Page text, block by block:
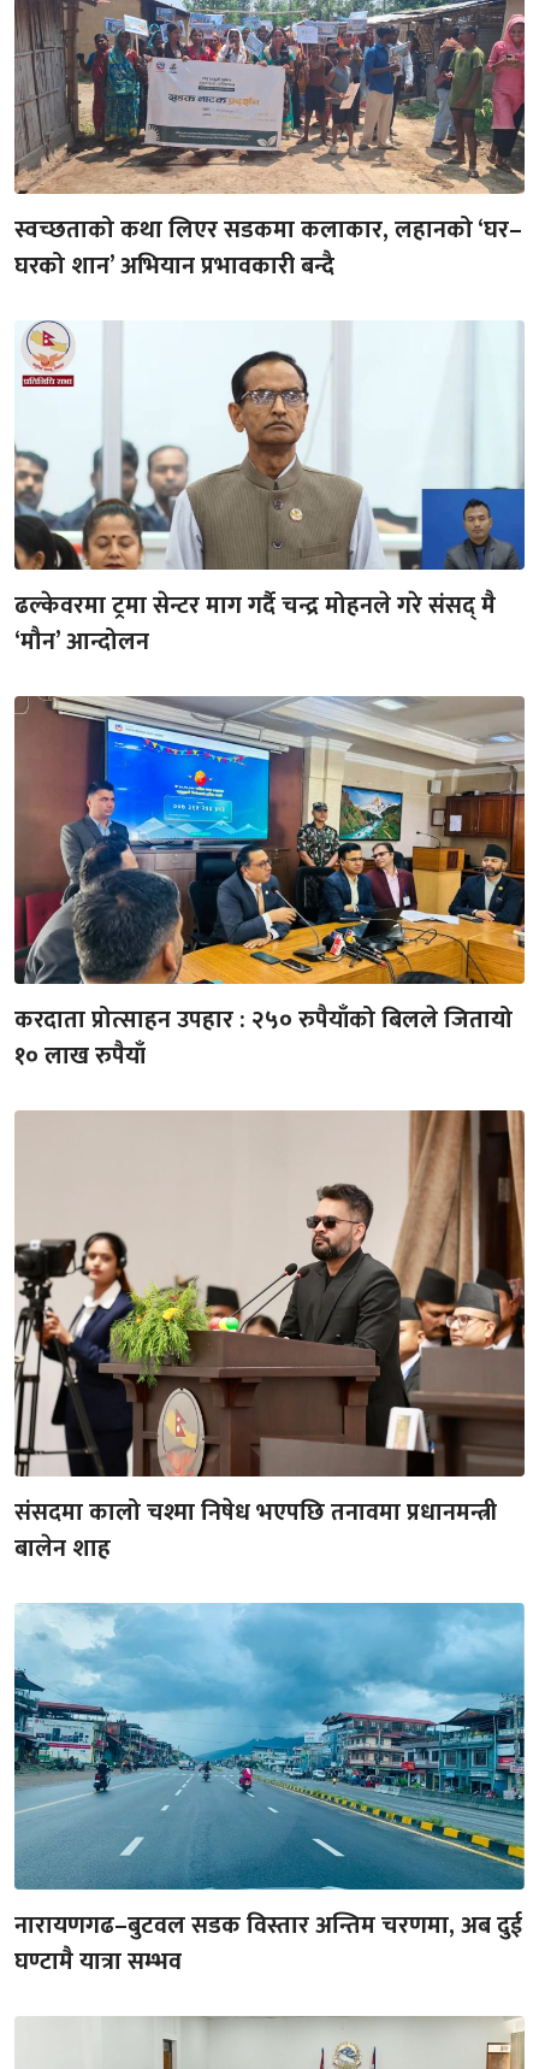
स्वच्छताको कथा लिएर सडकमा कलाकार, लहानको ‘घर–
घरको शान’ अभियान प्रभावकारी बन्दै
ढल्केवरमा ट्रमा सेन्टर माग गर्दै चन्द्र मोहनले गरे संसद् मै
‘मौन’ आन्दोलन
करदाता प्रोत्साहन उपहार : २५० रुपैयाँको बिलले जितायो
१० लाख रुपैयाँ
संसदमा कालो चश्मा निषेध भएपछि तनावमा प्रधानमन्त्री
बालेन शाह
नारायणगढ–बुटवल सडक विस्तार अन्तिम चरणमा, अब दुई
घण्टामै यात्रा सम्भव